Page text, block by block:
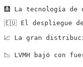
🩻 La tecnología
🇪🇺 El despliegue
📈 La gran
📉 LVMH bajó con